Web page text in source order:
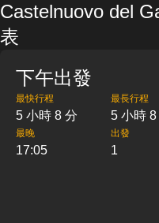
Castelnuovo del
表
下午出發
最快行程
5 小時 8 分
最長行程
5 小時 8
最晚
17:05
出發
1